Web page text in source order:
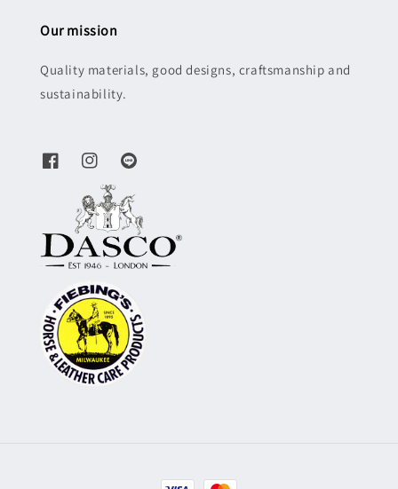
Our mission
Quality materials, good designs, craftsmanship and
sustainability.